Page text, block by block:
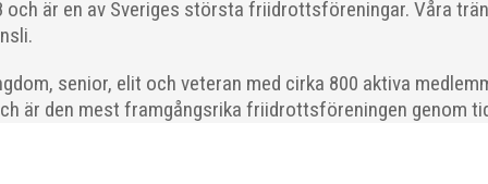
är en av Sveriges största friidrottsföreningar. Våra
senior, elit och veteran med cirka 800 aktiva
är den mest framgångsrika friidrottsföreningen genom
SM avgjordes i Karlstad i helgen. Thobias Montler segrade